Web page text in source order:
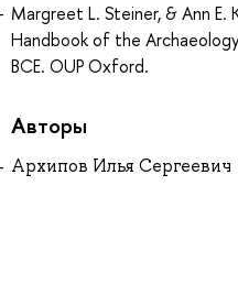
Margreet L. Steiner, & Ann
Handbook of the
BCE. OUP Oxford.
Авторы
Архипов Илья Сергеевич